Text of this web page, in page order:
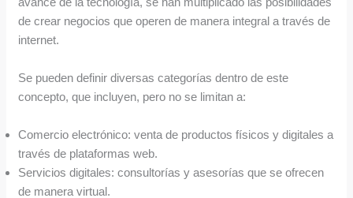
de crear negocios que operen de manera integral a través de
internet.
Se pueden definir diversas categorías dentro de este
concepto, que incluyen, pero no se limitan a:
Comercio electrónico: venta de productos físicos y digitales a
través de plataformas web.
Servicios digitales: consultorías y asesorías que se ofrecen
de manera virtual.